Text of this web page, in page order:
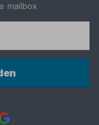
mailbox